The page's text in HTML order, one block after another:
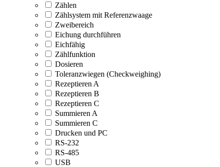
Zählen
Zählsystem mit Referenzwaage
Zweibereich
Eichung durchführen
Eichfähig
Zählfunktion
Dosieren
Toleranzwiegen (Checkweighing)
Rezeptieren A
Rezeptieren B
Rezeptieren C
Summieren A
Summieren C
Drucken und PC
RS-232
RS-485
USB